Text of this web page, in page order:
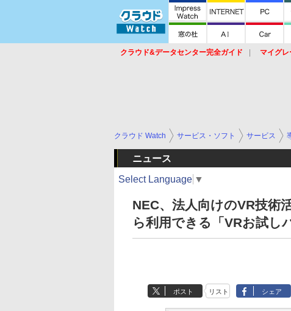
クラウド&データセンター完全ガイド マイグ
クラウド Watch サービス・ソフト サービス
ニュース
Select Language ▼
NEC、法人向けのVR技術
ら利用できる「VRお試し
ポスト リスト シェア